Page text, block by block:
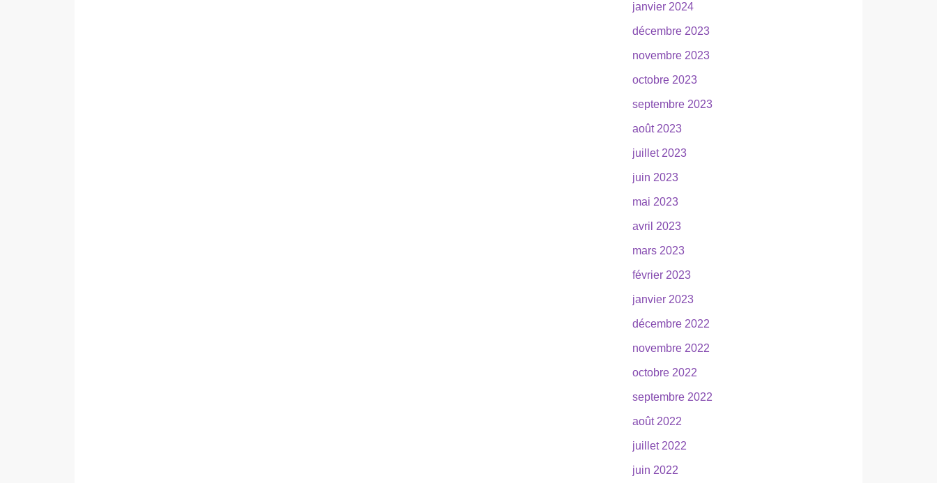
janvier 2024
décembre 2023
novembre 2023
octobre 2023
septembre 2023
août 2023
juillet 2023
juin 2023
mai 2023
avril 2023
mars 2023
février 2023
janvier 2023
décembre 2022
novembre 2022
octobre 2022
septembre 2022
août 2022
juillet 2022
juin 2022